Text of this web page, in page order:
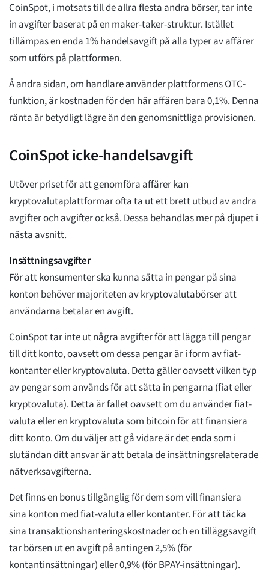
CoinSpot, i motsats till de allra flesta andra börser, tar inte
in avgifter baserat på en maker-taker-struktur. Istället
tillämpas en enda 1% handelsavgift på alla typer av affärer
som utförs på plattformen.
Å andra sidan, om handlare använder plattformens OTC-
funktion, är kostnaden för den här affären bara 0,1%. Denna
ränta är betydligt lägre än den genomsnittliga provisionen.
CoinSpot icke-handelsavgift
Utöver priset för att genomföra affärer kan
kryptovalutaplattformar ofta ta ut ett brett utbud av andra
avgifter och avgifter också. Dessa behandlas mer på djupet i
nästa avsnitt.
Insättningsavgifter
För att konsumenter ska kunna sätta in pengar på sina
konton behöver majoriteten av kryptovalutabörser att
användarna betalar en avgift.
CoinSpot tar inte ut några avgifter för att lägga till pengar
till ditt konto, oavsett om dessa pengar är i form av fiat-
kontanter eller kryptovaluta. Detta gäller oavsett vilken typ
av pengar som används för att sätta in pengarna (fiat eller
kryptovaluta). Detta är fallet oavsett om du använder fiat-
valuta eller en kryptovaluta som bitcoin för att finansiera
ditt konto. Om du väljer att gå vidare är det enda som i
slutändan ditt ansvar är att betala de insättningsrelaterade
nätverksavgifterna.
Det finns en bonus tillgänglig för dem som vill finansiera
sina konton med fiat-valuta eller kontanter. För att täcka
sina transaktionshanteringskostnader och en tilläggsavgift
tar börsen ut en avgift på antingen 2,5% (för
kontantinsättningar) eller 0,9% (för BPAY-insättningar).